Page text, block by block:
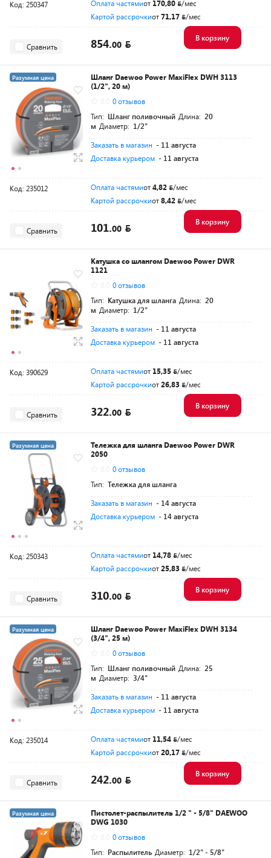
Код: 250347 Оплата частямиот 170,80
/мес
Картой рассрочкиот71,17 /мес
Сравнить 854.00
В корзину
Разумная цена
Шланг Daewoo Power MaxiFlex DWH 3113
(1/2", 20 м)
0 отзывов
Тип: Шланг поливочный Длина: 20
м Диаметр: 1/2"
Заказать в магазин - 11 августа
Доставка курьером - 11 августа
Код: 235012 Оплата частямиот4,82
/мес
Картой рассрочкиот8,42 /мес
Сравнить 101.00
В корзину
Катушка со шлангом Daewoo Power DWR
1121
0 отзывов
Тип: Катушка для шланга Длина: 20
м Диаметр: 1/2"
Заказать в магазин - 11 августа
Доставка курьером - 11 августа
Код: 390629 Оплата частямиот 15,35
/мес
Картой рассрочкиот26,83 /мес
Сравнить 322.00
В корзину
Разумная цена
Тележка для шланга Daewoo Power DWR
2050
0 отзывов
Тип: Тележка для шланга
Заказать в магазин - 14 августа
Доставка курьером - 14 августа
Код: 250343 Оплата частямиот 14,78
/мес
Картой рассрочкиот25,83 /мес
Сравнить 310.00
В корзину
Разумная цена
Шланг Daewoo Power MaxiFlex DWH 3134
(3/4", 25 м)
0 отзывов
Тип: Шланг поливочный Длина: 25
м Диаметр: 3/4"
Заказать в магазин - 11 августа
Доставка курьером - 11 августа
Код: 235014 Оплата частямиот 11,54
/мес
Картой рассрочкиот20,17 /мес
Сравнить 242.00
В корзину
Разумная цена
Пистолет-распылитель 1/2 " - 5/8" DAEWOO
DWG 1030
0 отзывов
Тип: Распылитель Диаметр: 1/2" - 5/8"